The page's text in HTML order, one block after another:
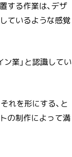
する作業は、デザ
ているような感覚
ン業」と認識してい
れを形にする、と
の制作によって満